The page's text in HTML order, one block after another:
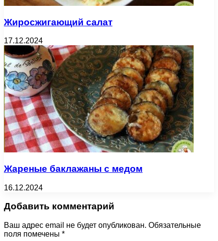
Жиросжигающий салат
17.12.2024
Жареные баклажаны с медом
16.12.2024
Добавить комментарий
Ваш адрес email не будет опубликован. Обязательные
поля помечены *